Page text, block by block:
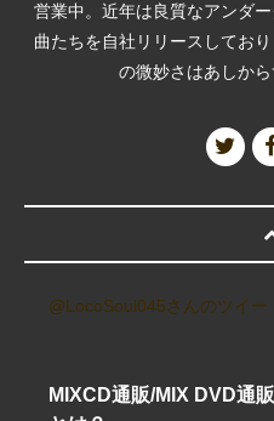
営業中。近年は良質なアンダ
曲たちを自社リリースしてお
の微妙さはあしから
@LocoSoul045さんのツイー
MIXCD通販/MIX DVD通